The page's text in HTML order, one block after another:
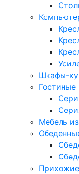
Шкафы-
Гостиные
Мебель
Прихожие